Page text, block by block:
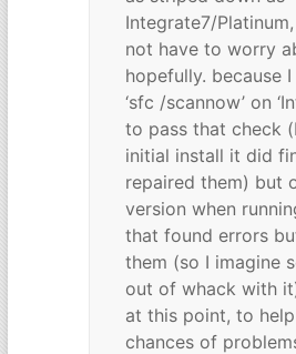
Integrate7/
not have to worry
hopefully. because
‘sfc /scannow’ on
to pass that check
initial install it did
repaired them) but
version when
that found errors
them (so I imagine
out of whack with
at this point, to
chances of